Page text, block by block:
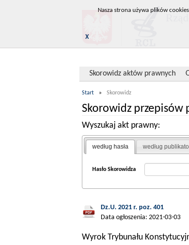
Skorowidz aktów prawnych
Start » Skorowidz
Skorowidz przepisów
Wyszukaj akt prawny:
według hasła według
Hasło Skorowidza
Dz.U. 2021 r. poz. 401
Data ogłoszenia: 2021-03-03
Wyrok Trybunału
Nasza strona używa plików
X